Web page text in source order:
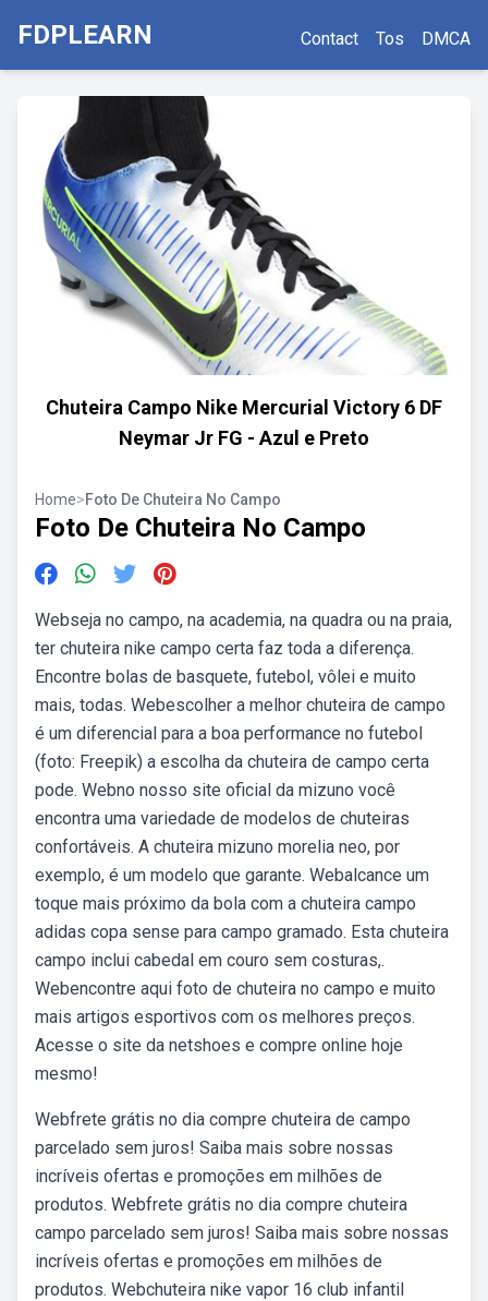
FDPLEARN Contact Tos DMCA
Chuteira Campo Nike Mercurial Victory 6 DF
Neymar Jr FG - Azul e Preto
Home>Foto De Chuteira No Campo
Foto De Chuteira No Campo
Webseja no campo, na academia, na quadra ou na praia,
ter chuteira nike campo certa faz toda a diferença.
Encontre bolas de basquete, futebol, vôlei e muito
mais, todas. Webescolher a melhor chuteira de campo
é um diferencial para a boa performance no futebol
(foto: Freepik) a escolha da chuteira de campo certa
pode. Webno nosso site oficial da mizuno você
encontra uma variedade de modelos de chuteiras
confortáveis. A chuteira mizuno morelia neo, por
exemplo, é um modelo que garante. Webalcance um
toque mais próximo da bola com a chuteira campo
adidas copa sense para campo gramado. Esta chuteira
campo inclui cabedal em couro sem costuras,.
Webencontre aqui foto de chuteira no campo e muito
mais artigos esportivos com os melhores preços.
Acesse o site da netshoes e compre online hoje
mesmo!
Webfrete grátis no dia compre chuteira de campo
parcelado sem juros! Saiba mais sobre nossas
incríveis ofertas e promoções em milhões de
produtos. Webfrete grátis no dia compre chuteira
campo parcelado sem juros! Saiba mais sobre nossas
incríveis ofertas e promoções em milhões de
produtos. Webchuteira nike vapor 16 club infantil